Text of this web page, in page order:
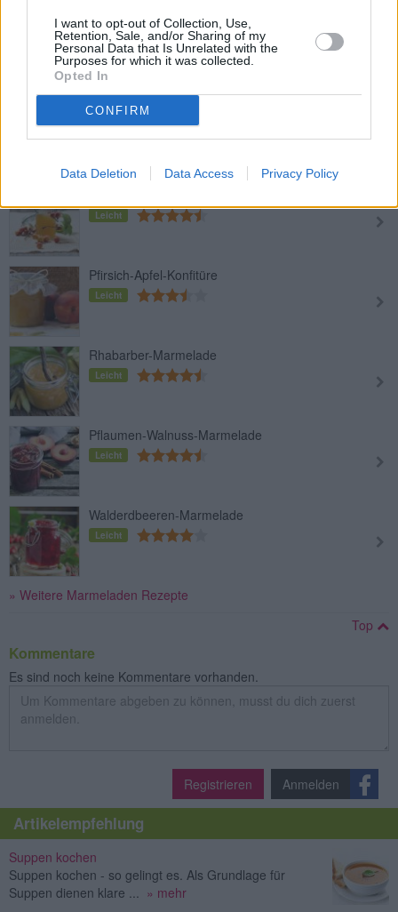
I want to opt-out of Collection, Use,
Retention, Sale, and/or Sharing of my
Personal Data that Is Unrelated with the
Purposes for which it was collected.
Opted In
CONFIRM
Data Deletion Data Access Privacy Policy
Erdbeermarmelade mit Sherry
Mittel
Johannisbeer-Kirsch-Marmelade
Leicht
Pfirsich-Apfel-Konfitüre
Leicht
Rhabarber-Marmelade
Leicht
Pflaumen-Walnuss-Marmelade
Leicht
Walderdbeeren-Marmelade
Leicht
» Weitere Marmeladen Rezepte
Top
Kommentare
Es sind noch keine Kommentare vorhanden.
Registrieren Anmelden
Artikelempfehlung
Suppen kochen
Suppen kochen - so gelingt es. Als Grundlage für
Suppen dienen klare ...
» mehr